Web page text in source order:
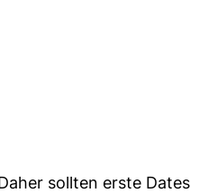
sollten erste Dates